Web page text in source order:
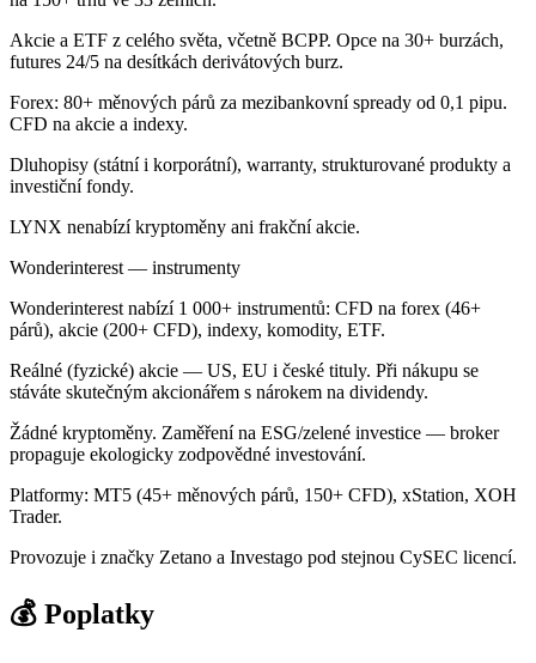
Akcie a ETF z celého světa, včetně BCPP. Opce na 30+ burzách,
futures 24/5 na desítkách derivátových burz.
Forex: 80+ měnových párů za mezibankovní spready od 0,1 pipu.
CFD na akcie a indexy.
Dluhopisy (státní i korporátní), warranty, strukturované produkty a
investiční fondy.
LYNX nenabízí kryptoměny ani frakční akcie.
Wonderinterest — instrumenty
Wonderinterest nabízí 1 000+ instrumentů: CFD na forex (46+
párů), akcie (200+ CFD), indexy, komodity, ETF.
Reálné (fyzické) akcie — US, EU i české tituly. Při nákupu se
stáváte skutečným akcionářem s nárokem na dividendy.
Žádné kryptoměny. Zaměření na ESG/zelené investice — broker
propaguje ekologicky zodpovědné investování.
Platformy: MT5 (45+ měnových párů, 150+ CFD), xStation, XOH
Trader.
Provozuje i značky Zetano a Investago pod stejnou CySEC licencí.
💰 Poplatky